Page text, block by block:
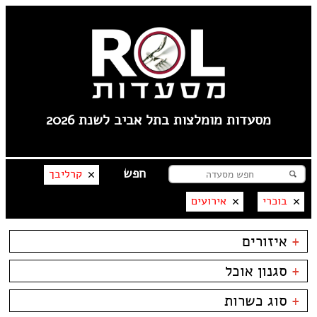
מסעדות מומלצות בתל אביב לשנת 2026
קרליבך
בוכרי
אירועים
+ איזורים
צפון תל אביב
קרליבך
צפון ישן
שוק הפשפשים
+ סגנון אוכל
בשרים
דגים
ביסטרו
+ סוג כשרות